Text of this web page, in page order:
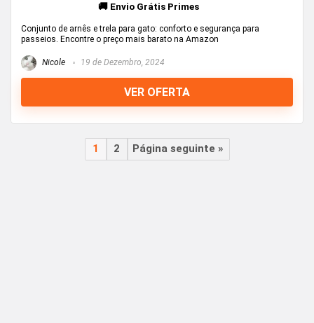
🚚 Envio Grátis Primes
Conjunto de arnês e trela para gato: conforto e segurança para
passeios. Encontre o preço mais barato na Amazon
Nicole 19 de Dezembro, 2024
VER OFERTA
1 2 Página seguinte »